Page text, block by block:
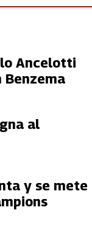
Ancelotti
Benzema
al
y se mete